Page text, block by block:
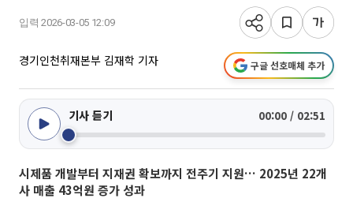
입력 2026-03-05 12:09
경기인천취재본부 김재학 기자 구글 선호매체 추가
기사 듣기 00:00 / 02:51
시제품 개발부터 지재권 확보까지 전주기 지원… 2025년 22개
사 매출 43억원 증가 성과